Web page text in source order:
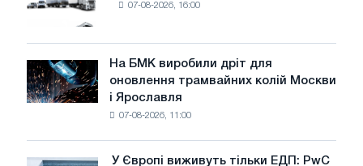
досягнення
цілей
декарбонізації
нових
вантажівок
у
липні
07-08-2026, 16:00
На
БМК
виробили
На БМК виробили дріт для
оновлення трамвайних колій Москви
і Ярославля
07-08-2026, 11:00
У Європі виживуть тільки ЕДП: PwC